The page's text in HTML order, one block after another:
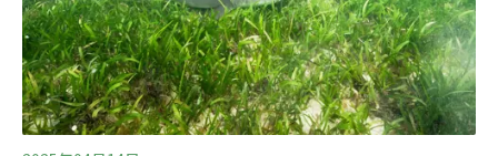
62.5公頃區域，預估共有11萬隻棘冠海星，團隊於6～10
月期間，共清除約1.4萬隻。從照片中可以發現，西南角的
石珊瑚幾乎死亡，在淺水處已長出藻類。今年團隊於3～5
月再度到東沙進行調